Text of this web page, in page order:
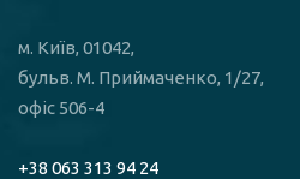
м. Київ, 01042,
бульв. М. Приймаченко, 1/27,
офіс 506-4
+38 063 313 94 24